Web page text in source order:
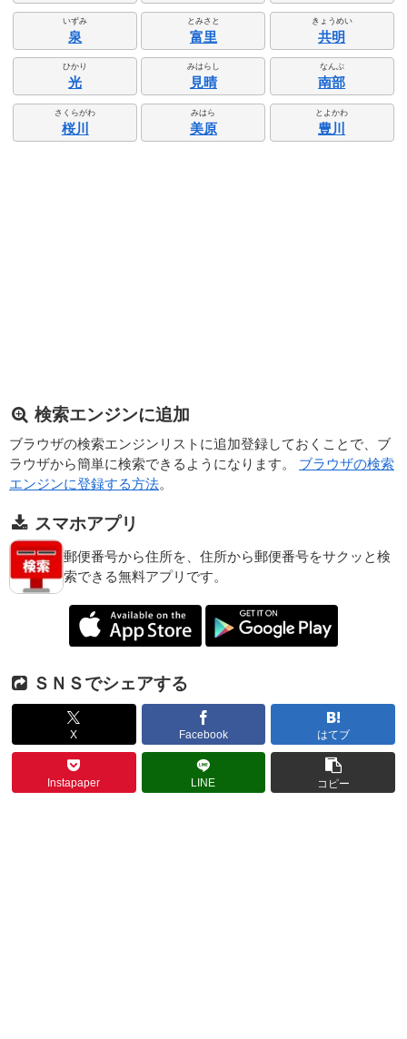
いずみ
泉
とみさと
富里
きょうめい
共明
ひかり
光
みはらし
見晴
なんぶ
南部
さくらがわ
桜川
みはら
美原
とよかわ
豊川
検索エンジンに追加
ブラウザの検索エンジンリストに追加登録しておくことで、ブ
ラウザから簡単に検索できるようになります。 ブラウザの検索
エンジンに登録する方法。
スマホアプリ
郵便番号から住所を、住所から郵便番号をサクッと検
索できる無料アプリです。
ＳＮＳでシェアする
X Facebook はてブ
Instapaper LINE コピー